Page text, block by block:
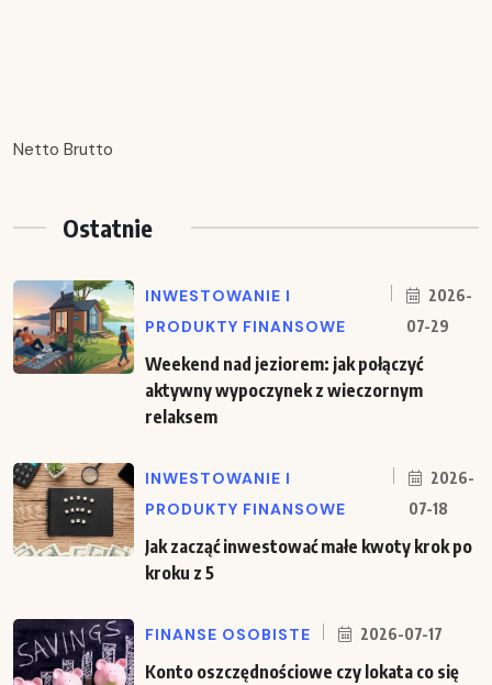
Netto Brutto
Ostatnie
INWESTOWANIE I
PRODUKTY FINANSOWE
2026-
07-29
Weekend nad jeziorem: jak połączyć
aktywny wypoczynek z wieczornym
relaksem
INWESTOWANIE I
PRODUKTY FINANSOWE
2026-
07-18
Jak zacząć inwestować małe kwoty krok po
kroku z 5
FINANSE OSOBISTE 2026-07-17
Konto oszczędnościowe czy lokata co się